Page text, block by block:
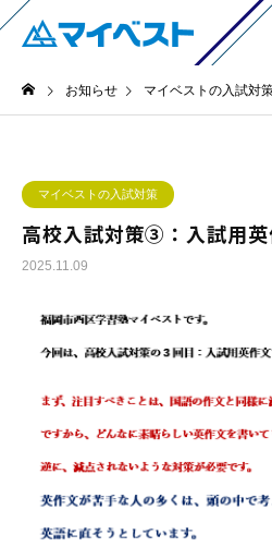
お知らせ マイベストの入試対
マイベストの入試対策
高校入試対策③：入試用
2025.11.09